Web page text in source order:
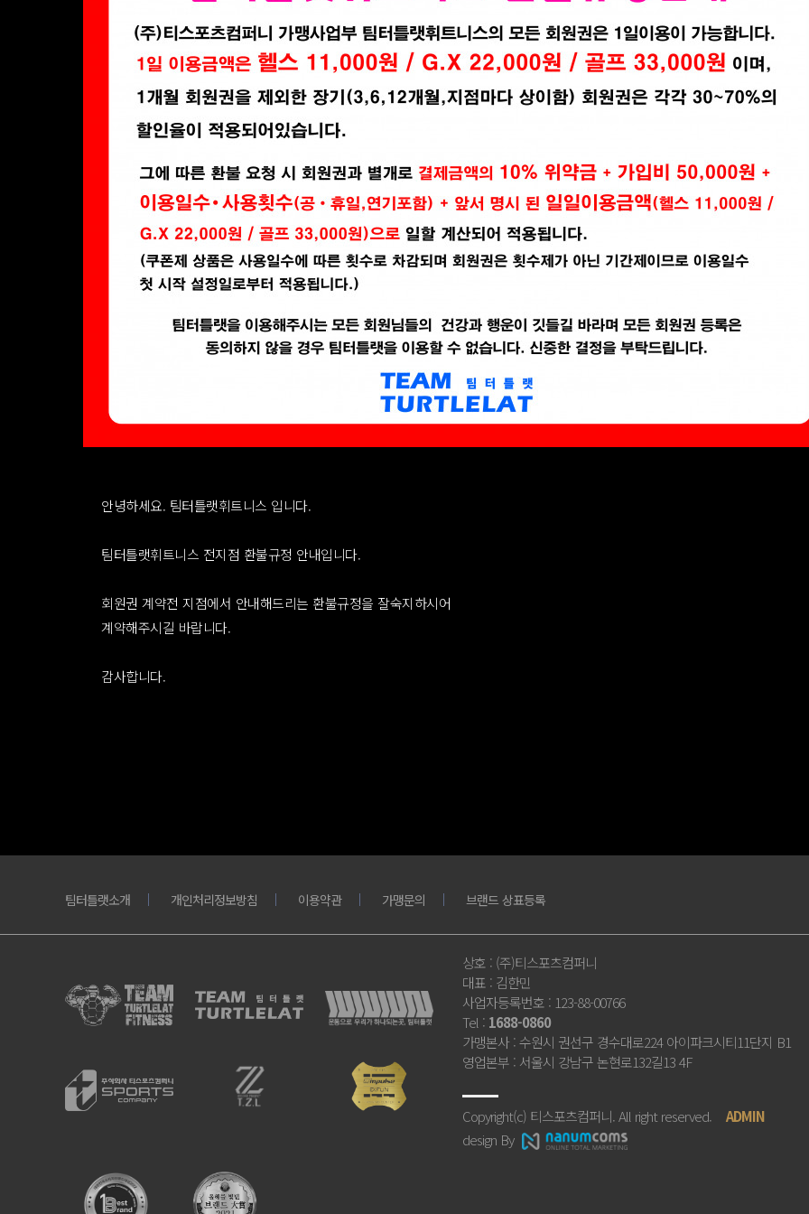
안녕하세요. 팀터틀랫휘트니스 입니다.
팀터틀랫휘트니스 전지점 환불규정 안내입니다.
회원권 계약전 지점에서 안내해드리는 환불규정을 잘숙지하시어
계약해주시길 바랍니다.
감사합니다.
팀터틀랫소개 개인처리정보방침 이용약관 가맹문의 브랜드 상표등록
상호 : (주)티스포츠컴퍼니
대표 : 김한민
사업자등록번호 : 123-88-00766
Tel : 1688-0860
가맹본사: 수원시 권선구 경수대로224 아이파크시티11단지 B1
영업본부 : 서울시 강남구 논현로132길13 4F
Copyright(c) 티스포츠컴퍼니. All right reserved. ADMIN
design By